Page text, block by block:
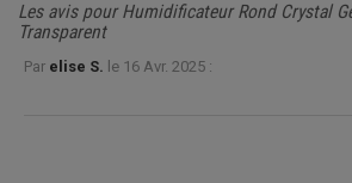
Les avis pour Humidificateur Rond Crystal
Transparent
Par elise S. le 16 Avr. 2025 :